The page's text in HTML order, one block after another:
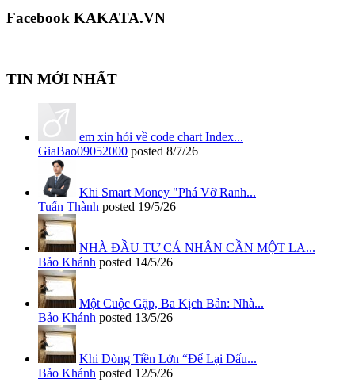
Facebook KAKATA.VN
TIN MỚI NHẤT
em xin hỏi về code chart Index...
GiaBao09052000 posted 8/7/26
Khi Smart Money "Phá Vỡ Ranh...
Tuấn Thành posted 19/5/26
NHÀ ĐẦU TƯ CÁ NHÂN CẦN MỘT LA...
Bảo Khánh posted 14/5/26
Một Cuộc Gặp, Ba Kịch Bản: Nhà...
Bảo Khánh posted 13/5/26
Khi Dòng Tiền Lớn “Để Lại Dấu...
Bảo Khánh posted 12/5/26